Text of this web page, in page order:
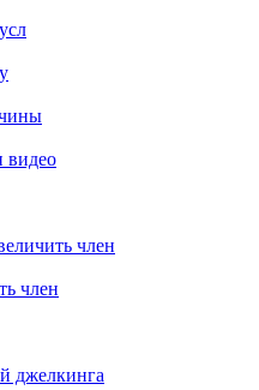
видео
член
член
джелкинга